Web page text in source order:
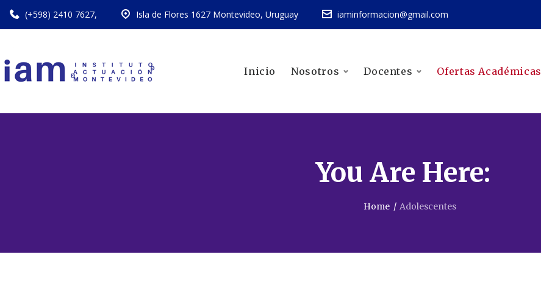
(+598) 2410 7627, Isla de Flores 1627 Montevideo, Uruguay iaminformacion@gmail.com
Inicio Nosotros Docentes Ofertas Académicas
You Are Here:
Home / Adolescentes